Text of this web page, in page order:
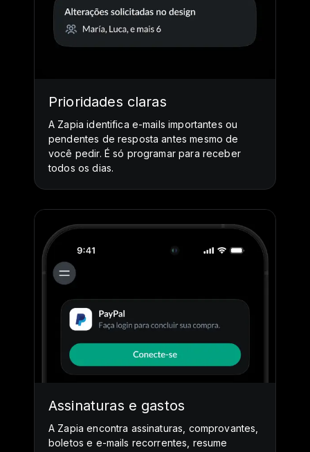
Prioridades claras
A Zapia identifica e-mails importantes ou
pendentes de resposta antes mesmo de
você pedir. É só programar para receber
todos os dias.
Assinaturas e gastos
A Zapia encontra assinaturas, comprovantes,
boletos e e-mails recorrentes, resume